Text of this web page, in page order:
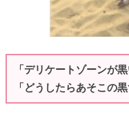
「デリケートゾーンが
「どうしたらあそこの
antiaging/wp-